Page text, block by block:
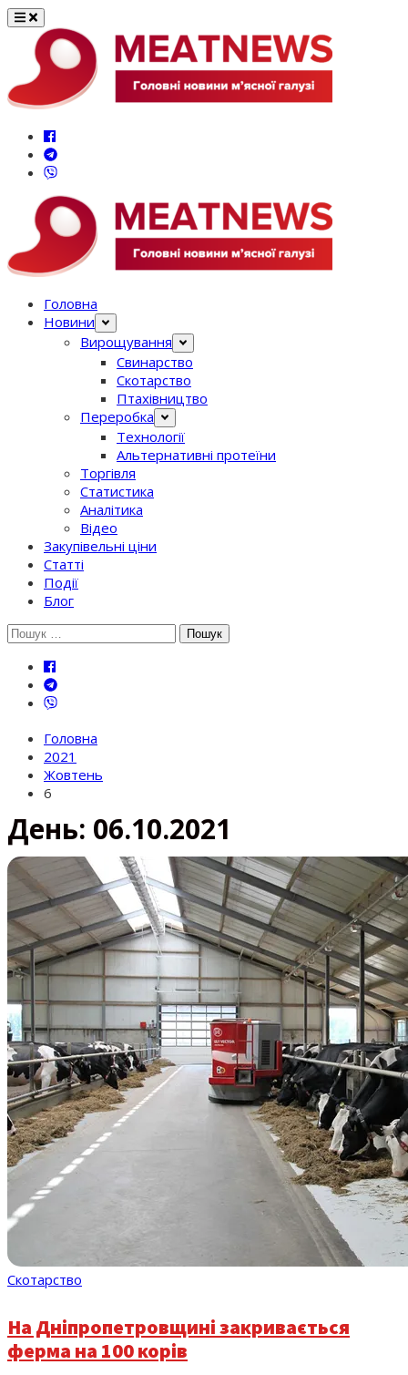
Перейти
вмісту
Головна
Новини
Вирощування
Свинарство
Скотарство
Птахівництво
Переробка
Технології
Альтернативні протеїни
Торгівля
Статистика
Аналітика
Відео
Закупівельні ціни
Статті
Події
Блог
Шукати:
Головна
2021
Жовтень
6
День: 06.10.2021
Скотарство
На Дніпропетровщині закривається
ферма на 100 корів